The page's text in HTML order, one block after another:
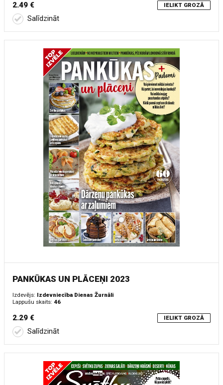
2.49 € IELIKT GROZĀ
Salīdzināt
PANKŪKAS UN PLĀCEŅI 2023
Izdevējs: Izdevniecība Dienas Žurnāli
Lappušu skaits: 46
2.29 € IELIKT GROZĀ
Salīdzināt